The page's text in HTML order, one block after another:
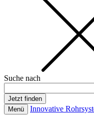
Suche nach
Menü Innovative